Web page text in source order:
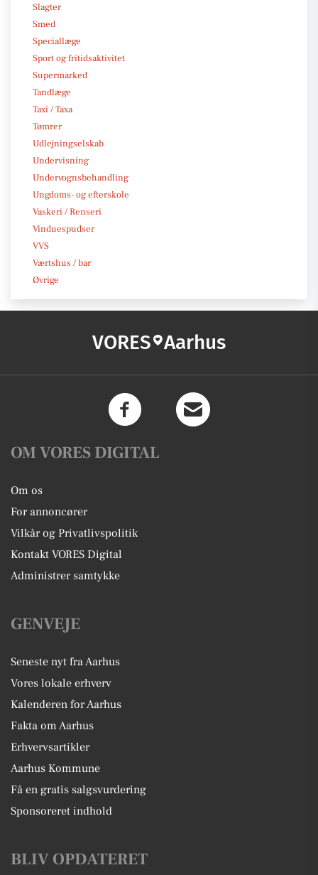
Slagter
Smed
Speciallæge
Sport og fritidsaktivitet
Supermarked
Tandlæge
Taxi / Taxa
Tømrer
Udlejningselskab
Undervisning
Undervognsbehandling
Ungdoms- og efterskole
Vaskeri / Renseri
Vinduespudser
VVS
Værtshus / bar
Øvrige
VORES Aarhus
OM VORES DIGITAL
Om os
For annoncører
Vilkår og Privatlivspolitik
Kontakt VORES Digital
Administrer samtykke
GENVEJE
Seneste nyt fra Aarhus
Vores lokale erhverv
Kalenderen for Aarhus
Fakta om Aarhus
Erhvervsartikler
Aarhus Kommune
Få en gratis salgsvurdering
Sponsoreret indhold
BLIV OPDATERET